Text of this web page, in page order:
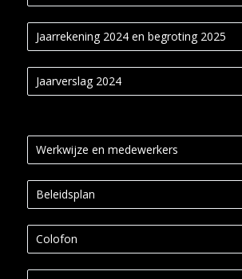
Jaarrekening 2024 en begroting 2025
Jaarverslag 2024
Werkwijze en medewerkers
Beleidsplan
Colofon